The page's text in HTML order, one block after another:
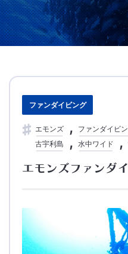
ファンダイビング
エモンズ ファンダイビ
古宇利島
水中ワイド
エモンズファンダ